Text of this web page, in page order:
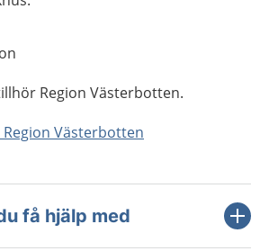
Region Västerbotten.
Västerbotten
få hjälp med